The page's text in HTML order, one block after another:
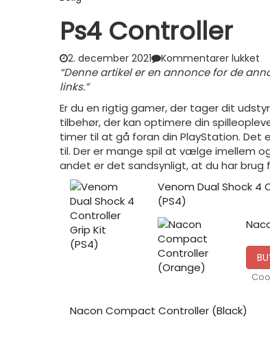
Ps4 Controller
2. december 2021 Kommentarer lukket
“Denne artikel er en annonce for de
links.”
Er du en rigtig gamer, der tager dit
tilbehør, der kan optimere din
timer til at gå foran din PlayStation. Det
til. Der er mange spil at vælge imellem
andet er det sandsynligt, at du har brug
Venom Dual Shock 4
(PS4)
Nacon Compact Controller (Black)